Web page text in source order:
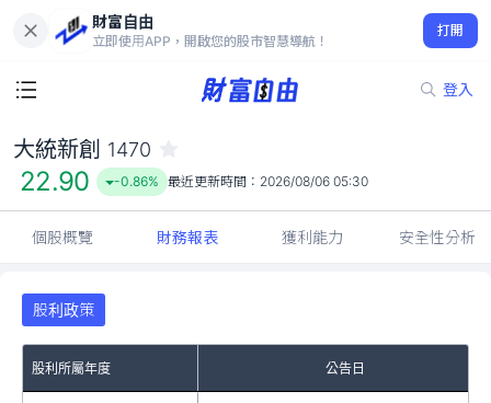
財富自由
立即使用APP，開啟您的股市智慧導航！
打開
登入
22.90
-0.86%
大統新創 1470
22.90 -0.86% 最近更新時間： 2026/08/06 05:30
個股概覽 財務報表 獲利能力 安全性分析
股利政策
股利所屬年度 公告日